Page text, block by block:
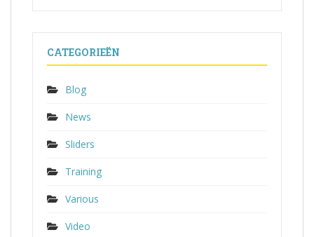
CATEGORIEËN
Blog
News
Sliders
Training
Various
Video